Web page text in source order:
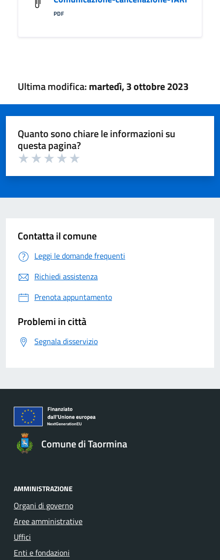
PDF
Ultima modifica:martedì, 3 ottobre 2023
Quanto sono chiare le informazioni su
questa pagina?
Contatta il comune
Leggi le domande frequenti
Richiedi assistenza
Prenota appuntamento
Problemi in città
Segnala disservizio
Comune di Taormina
AMMINISTRAZIONE
Organi di governo
Aree amministrative
Uffici
Enti e fondazioni